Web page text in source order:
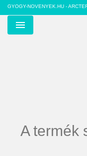
GYOGY-NOVENYEK.HU -
Menu
A termék